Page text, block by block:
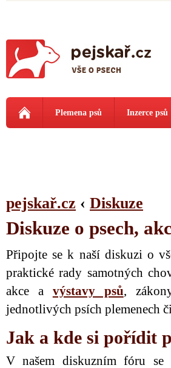
Plemena psů Inzerce psů
pejskař.cz ‹ Diskuze
Diskuze o psech,
Připojte se k naší diskuzi o
praktické rady samotných
akce a výstavy psů,
jednotlivých psích plemenech
Jak a kde si pořídit
V našem diskuzním fóru se